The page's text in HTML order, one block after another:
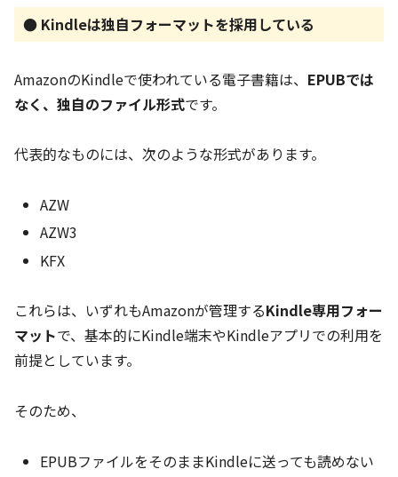
● Kindleは独自フォーマットを採用している
AmazonのKindleで使われている電子書籍は、 EPUBでは
なく、独自のファイル形式です。
代表的なものには、次のような形式があります。
AZW
AZW3
KFX
これらは、いずれもAmazonが管理するKindle専用フォー
マットで、基本的にKindle端末やKindleアプリでの利用を
前提としています。
そのため、
EPUBファイルをそのままKindleに送っても読めない